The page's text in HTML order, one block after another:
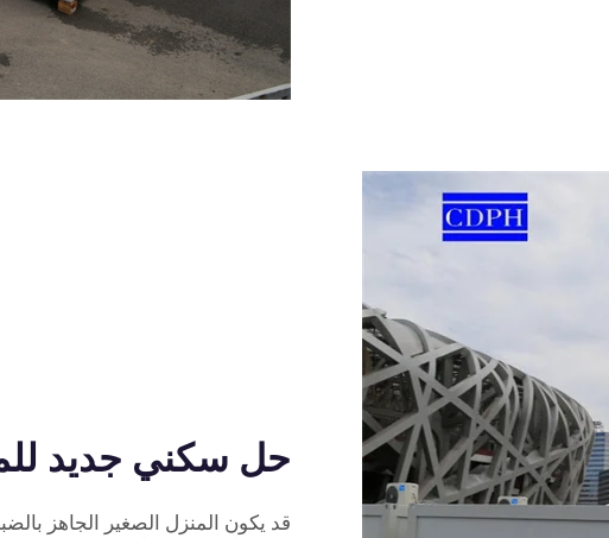
حل سكني جديد
قد يكون المنزل الصغير الجاهز